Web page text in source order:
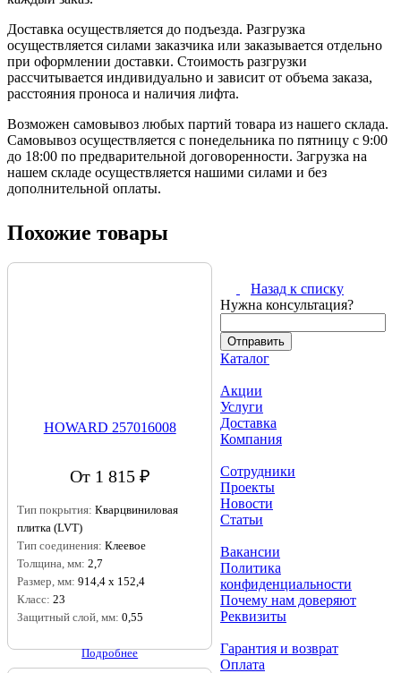
Доставка осуществляется до подъезда. Разгрузка
осуществляется силами заказчика или заказывается отдельно
при оформлении доставки. Стоимость разгрузки
рассчитывается индивидуально и зависит от объема заказа,
расстояния проноса и наличия лифта.
Возможен самовывоз любых партий товара из нашего склада.
Самовывоз осуществляется с понедельника по пятницу с 9:00
до 18:00 по предварительной договоренности. Загрузка на
нашем складе осуществляется нашими силами и без
дополнительной оплаты.
Похожие товары
HOWARD 257016008
От 1 815 ₽
Тип покрытия: Кварцвиниловая
плитка (LVT)
Тип соединения: Клеевое
Толщина, мм: 2,7
Размер, мм: 914,4 х 152,4
Класс: 23
Защитный слой, мм: 0,55
Подробнее
Назад к списку
Нужна консультация?
Каталог
Акции
Услуги
Доставка
Компания
Сотрудники
Проекты
Новости
Статьи
Вакансии
Политика
конфиденциальности
Почему нам доверяют
Реквизиты
Гарантия и возврат
Оплата